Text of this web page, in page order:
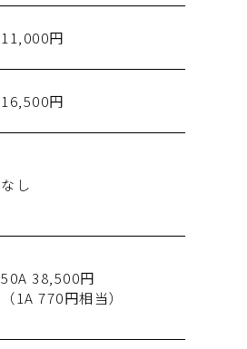
11,000円
16,500円
なし
50A 38,500円
（1A 770円相当）